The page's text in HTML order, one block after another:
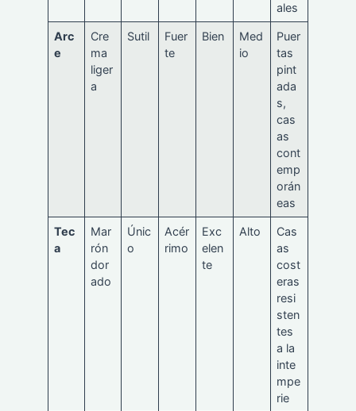
ales
Arc
e
Cre
ma
liger
a
Sutil
Fuer
te
Bien
Med
io
Puer
tas
pint
ada
s,
cas
as
cont
emp
orán
eas
Tec
a
Mar
rón
dor
ado
Únic
o
Acér
rimo
Exc
elen
te
Alto
Cas
as
cost
eras
resi
sten
tes
a la
inte
mpe
rie